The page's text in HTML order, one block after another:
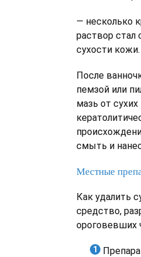
— несколько
раствор
сухости кожи.
После
пемзой или
мазь от
смыть и
Местные
Как удалить
средство,
ороговевших